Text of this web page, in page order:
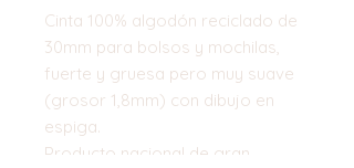
Cinta 100% algodón reciclado de
30mm para bolsos y mochilas,
fuerte y gruesa pero muy suave
(grosor 1,8mm) con dibujo en
espiga.
Producto nacional de gran